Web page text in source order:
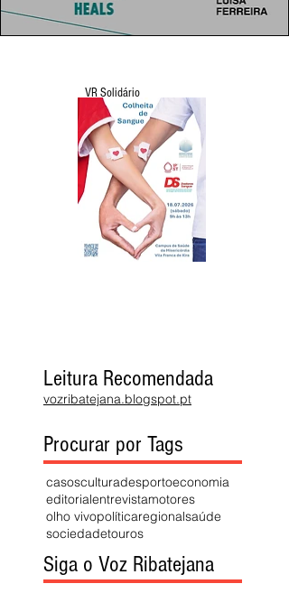
VR Solidário
Leitura Recomendada
vozribatejana.blogspot.pt
Procurar por Tags
casosculturadesportoeconomia
editorialentrevistamotores
olho vivopolíticaregionalsaúde
sociedadetouros
Siga o Voz Ribatejana